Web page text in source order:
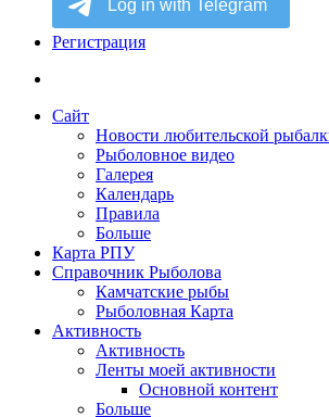
Регистрация
Сайт
Новости любительской
Рыболовное видео
Галерея
Календарь
Правила
Больше
Карта РПУ
Справочник Рыболова
Камчатские рыбы
Рыболовная Карта
Активность
Активность
Ленты моей активности
Основной контент
Больше